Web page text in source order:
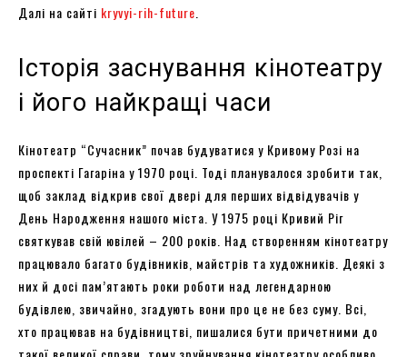
Далі на сайті kryvyi-rih-future
Історія заснування кінотеатру
і його найкращі часи
Кінотеатр “Сучасник” почав будуватися у Кривому Розі на
проспекті Гагаріна у 1970 році. Тоді планувалося зробити так,
щоб заклад відкрив свої двері для перших відвідувачів у
День Народження нашого міста. У 1975 році Кривий Ріг
святкував свій ювілей – 200 років. Над створенням кінотеатру
працювало багато будівників, майстрів та художників. Деякі з
них й досі пам’ятають роки роботи над легендарною
будівлею, звичайно, згадують вони про це не без суму. Всі,
хто працював на будівництві, пишалися бути причетними до